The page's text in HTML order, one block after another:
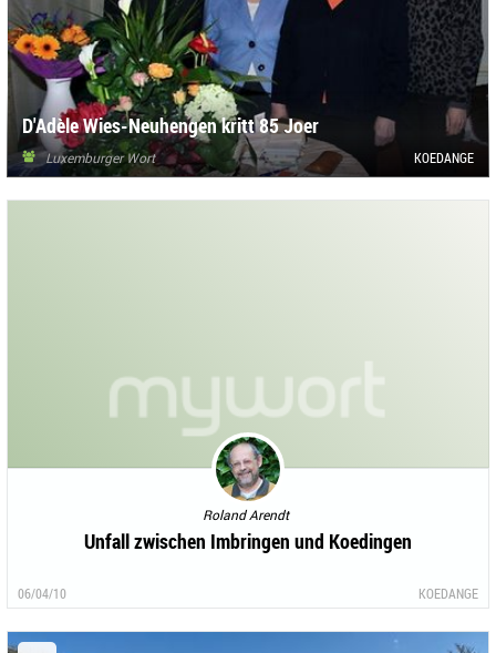
D'Adèle Wies-Neuhengen kritt 85 Joer
Luxemburger Wort KOEDANGE
Roland Arendt
Unfall zwischen Imbringen und Koedingen
06/04/10 KOEDANGE